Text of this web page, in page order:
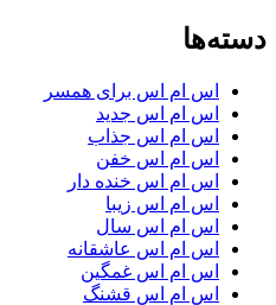
دسته‌ها
اس ام اس برای همسر
اس ام اس جدید
اس ام اس جذاب
اس ام اس خفن
اس ام اس خنده دار
اس ام اس زیبا
اس ام اس سال
اس ام اس عاشقانه
اس ام اس غمگین
اس ام اس قشنگ